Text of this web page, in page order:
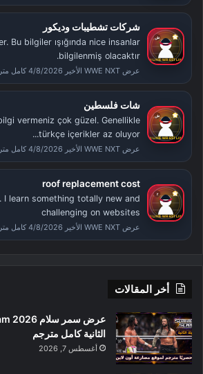
شركات تشطيبات وديكور
Bu bilgiler ışığında nice insanlar
bilgilenmiş olacaktır.
عرض WWE NXT الأخير 4/8/2026 كامل مترجم
شات فلسطين
vermeniz çok güzel. Genellikle
türkçe içerikler az oluyor...
عرض WWE NXT الأخير 4/8/2026 كامل مترجم
roof replacement cost
I learn something totally new and
challenging on websites
عرض WWE NXT الأخير 4/8/2026 كامل مترجم
أخر المقالات
الثانية كامل مترجم
أغسطس 7, 2026